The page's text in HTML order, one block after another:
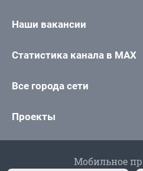
Наши вакансии
Статистика канала в MAX
Все города сети
Проекты
Мобильное